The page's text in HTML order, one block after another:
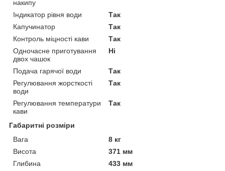
накипу
Індикатор рівня води
Так
Капучинатор
Так
Контроль міцності кави
Так
Одночасне приготування
двох чашок
Ні
Подача гарячої води
Так
Регулювання жорсткості
води
Так
Регулювання температури
кави
Так
Габаритні розміри
Вага
8 кг
Висота
371 мм
Глибина
433 мм